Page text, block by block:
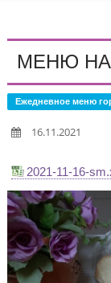
МЕНЮ НА
Ежедневное меню
16.11.2021
2021-11-16-